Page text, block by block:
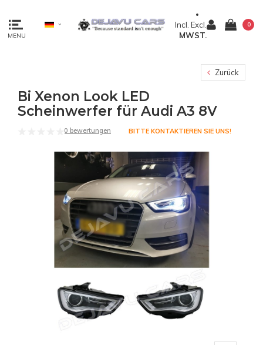
MENU
Incl. Excl.
MWST.
0
Zurück
Bi Xenon Look LED
Scheinwerfer für Audi A3 8V
0 bewertungen BITTE KONTAKTIEREN SIE UNS!